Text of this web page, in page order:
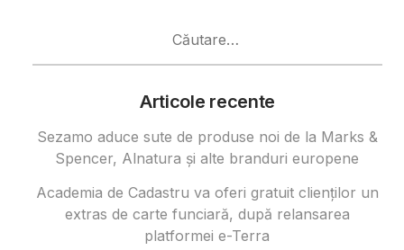
Articole recente
Sezamo aduce sute de produse noi de la Marks &
Spencer, Alnatura și alte branduri europene
Academia de Cadastru va oferi gratuit clienților un
extras de carte funciară, după relansarea
platformei e-Terra